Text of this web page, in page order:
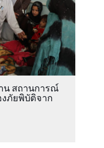
น สถานการณ์
ภัยพิบัติจาก